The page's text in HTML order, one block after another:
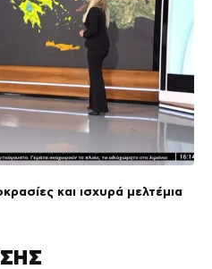
και ισχυρά μελτέμια